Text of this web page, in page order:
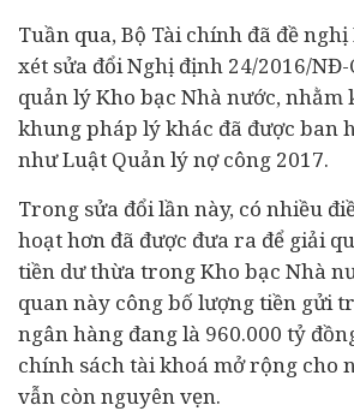
Tuần qua, Bộ Tài chính đã đề
xét sửa đổi Nghị định 24/2016/
quản lý Kho bạc Nhà nước, nhằm
khung pháp lý khác đã được ban
như Luật Quản lý nợ công 2017.
Trong sửa đổi lần này, có nhiều
hoạt hơn đã được đưa ra để giải
tiền dư thừa trong Kho bạc Nhà
quan này công bố lượng tiền gửi
ngân hàng đang là 960.000 tỷ
chính sách tài khoá mở rộng cho
vẫn còn nguyên vẹn.